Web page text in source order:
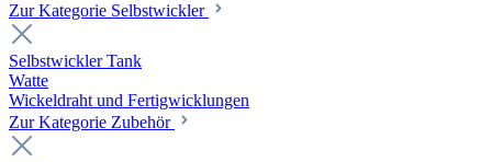
Zur Kategorie Selbstwickler
Selbstwickler Tank
Watte
Wickeldraht und Fertigwicklungen
Zur Kategorie Zubehör